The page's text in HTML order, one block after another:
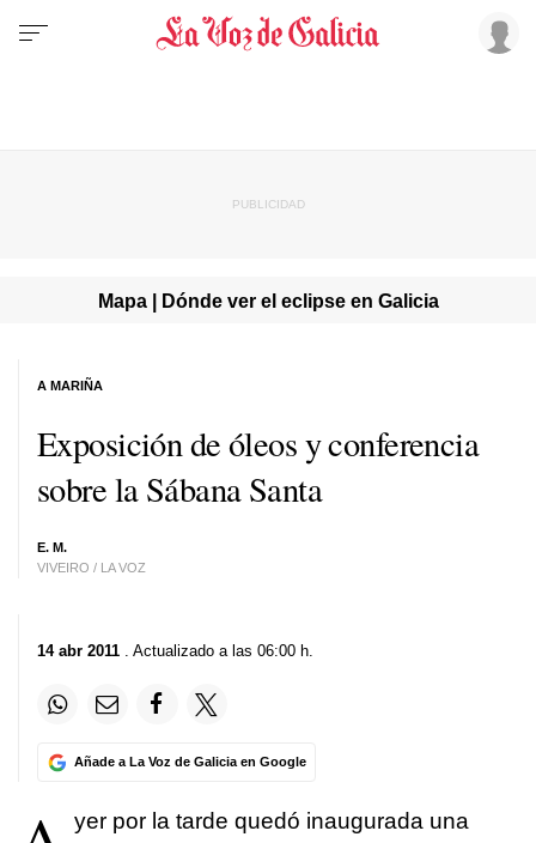
Mapa | Dónde ver el eclipse en Galicia
Exposición de óleos y conferencia
sobre la Sábana Santa
E. M.
VIVEIRO / LA VOZ
A MARIÑA
14 abr 2011 . Actualizado a las 06:00 h.
Añade a La Voz de Galicia en Google
yer por la tarde quedó inaugurada una